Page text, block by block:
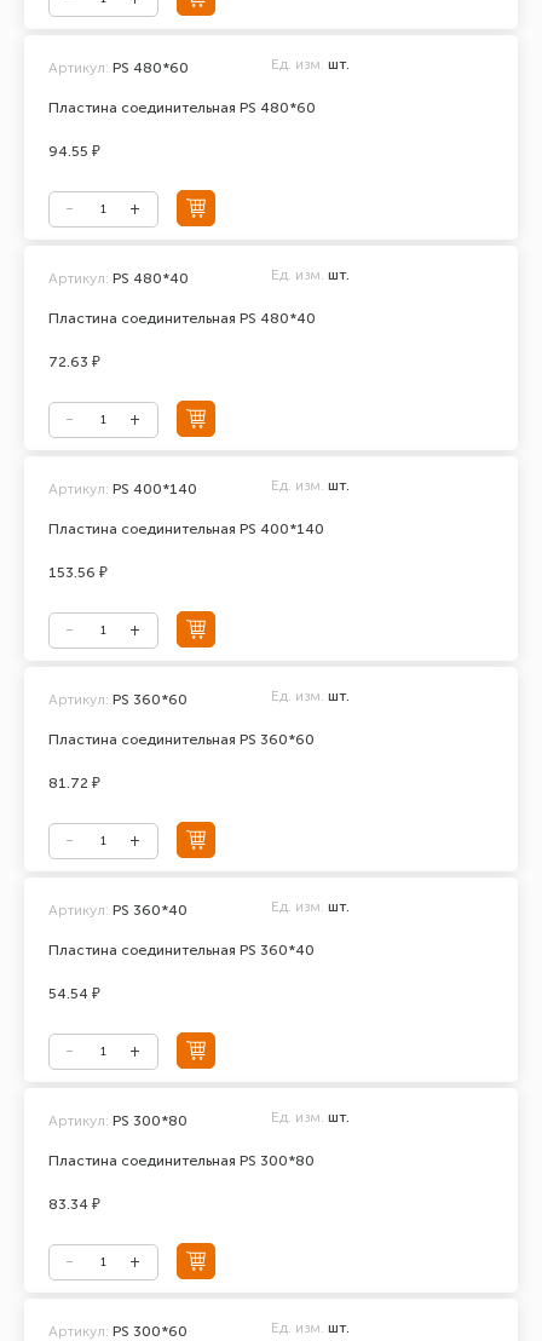
Пластина соединительная PS 480*60
Артикул: PS 480*60 Ед. изм. шт.
94.55 ₽
Пластина соединительная PS 480*40
Артикул: PS 480*40 Ед. изм. шт.
72.63 ₽
Пластина соединительная PS 400*140
Артикул: PS 400*140 Ед. изм. шт.
153.56 ₽
Пластина соединительная PS 360*60
Артикул: PS 360*60 Ед. изм. шт.
81.72 ₽
Пластина соединительная PS 360*40
Артикул: PS 360*40 Ед. изм. шт.
54.54 ₽
Пластина соединительная PS 300*80
Артикул: PS 300*80 Ед. изм. шт.
83.34 ₽
Артикул: PS 300*60 Ед. изм. шт.